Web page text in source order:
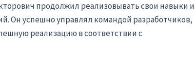
продолжил реализовывать свои навыки и
Он успешно управлял командой разработчиков,
реализацию в соответствии с